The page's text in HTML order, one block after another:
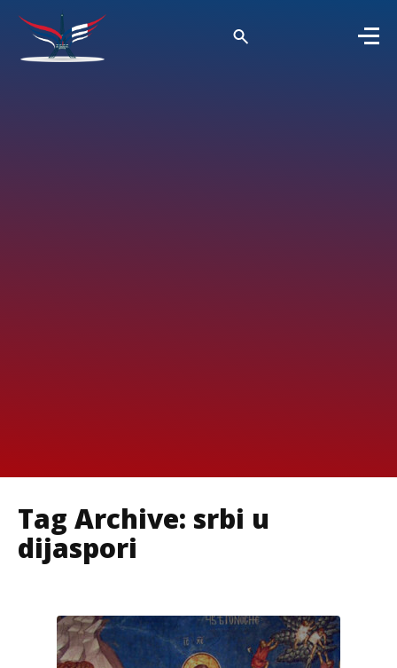
Tag Archive: srbi u
dijaspori